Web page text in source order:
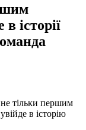
історії
тільки першим
в історію